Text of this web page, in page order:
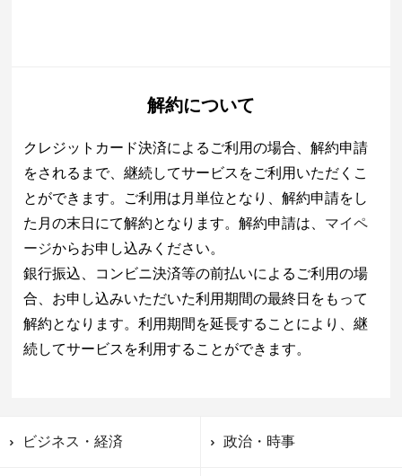
解約について
クレジットカード決済によるご利用の場合、解約申請
をされるまで、継続してサービスをご利用いただくこ
とができます。ご利用は月単位となり、解約申請をし
た月の末日にて解約となります。解約申請は、 マイペ
ージからお申し込みください。
銀行振込、コンビニ決済等の前払いによるご利用の場
合、お申し込みいただいた利用期間の最終日をもって
解約となります。利用期間を延長することにより、継
続してサービスを利用することができます。
ビジネス・経済 政治・時事